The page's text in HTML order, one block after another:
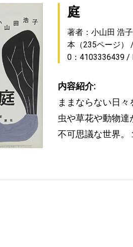
庭
著者：小山田 浩子
本（235ページ）
0：4103336439
内容紹介:
ままならない日
虫や草花や動物
不可思議な世界。